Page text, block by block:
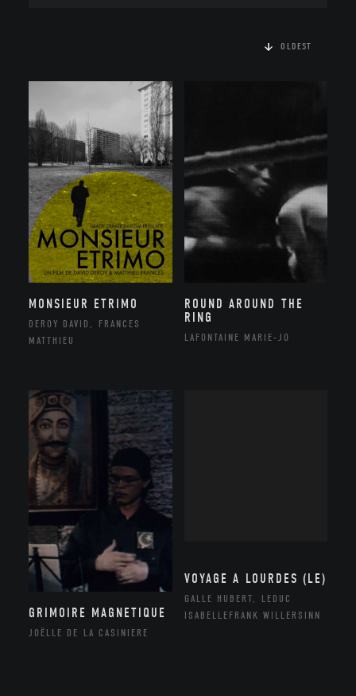
OLDEST
MONSIEUR ETRIMO
DEROY DAVID, FRANCES
MATTHIEU
ROUND AROUND THE
RING
LAFONTAINE MARIE-JO
GRIMOIRE MAGNETIQUE
JOËLLE DE LA CASINIERE
VOYAGE A LOURDES (LE)
GALLE HUBERT, LEDUC
ISABELLEFRANK WILLERSINN